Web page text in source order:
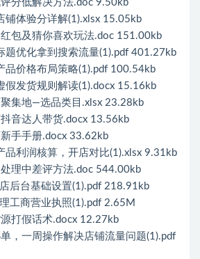
分低解决方法.doc 9.50kb
铺体验分详解(1).xlsx 15.05kb
包及猜你喜欢玩法.doc 151.00kb
题优化拿到搜索流量(1).pdf 401.27kb
品价格布局策略(1).pdf 100.54kb
假发货规则解读(1).docx 15.16kb
集地—选品类目.xlsx 23.28kb
音达人带货.docx 13.56kb
手手册.docx 33.62kb
品利润核算，开店对比(1).xlsx 9.31kb
理中差评方法.doc 544.00kb
后台基础设置(1).pdf 218.91kb
工商营业执照(1).pdf 2.65M
打假话术.docx 12.27kb
，一周操作解决店铺流量问题(1).pdf